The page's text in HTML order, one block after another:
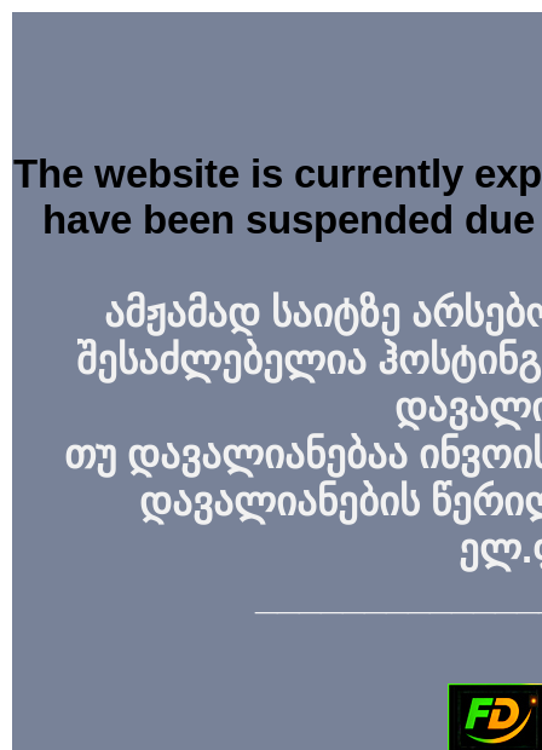
The website is currently
have been suspended
ამჟამად საიტზე
შესაძლებელია
თუ დავალიანებაა
დავალიანების